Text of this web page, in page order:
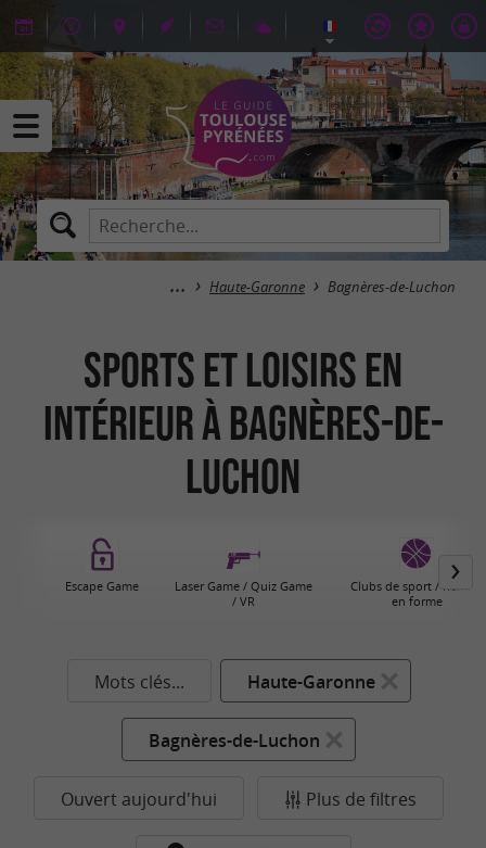
Haute-Garonne Bagnères-de-Luchon
Sports et loisirs en
intérieur à Bagnères-de-
Luchon
Escape Game
Laser Game / Quiz Game
/ VR
Clubs de sport / Remise
en forme
Mots clés... Haute-Garonne
Bagnères-de-Luchon
Ouvert aujourd'hui Plus de filtres